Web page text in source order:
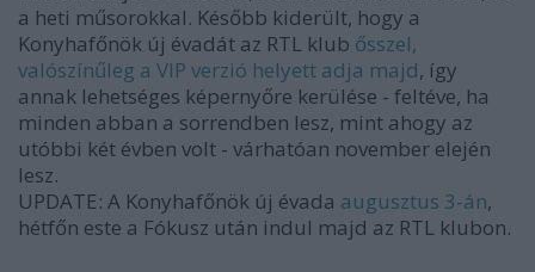
a heti műsorokkal. Később kiderült, hogy a
Konyhafőnök új évadát az RTL klub ősszel,
valószínűleg a VIP verzió helyett adja majd, így
annak lehetséges képernyőre kerülése - feltéve, ha
minden abban a sorrendben lesz, mint ahogy az
utóbbi két évben volt - várhatóan november elején
lesz.
UPDATE: A Konyhafőnök új évada augusztus 3-án,
hétfőn este a Fókusz után indul majd az RTL klubon.